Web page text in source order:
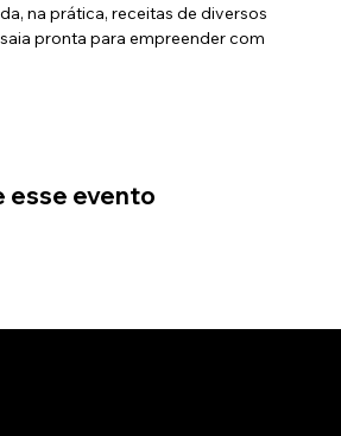
na prática, receitas de diversos
pronta para empreender com
esse evento